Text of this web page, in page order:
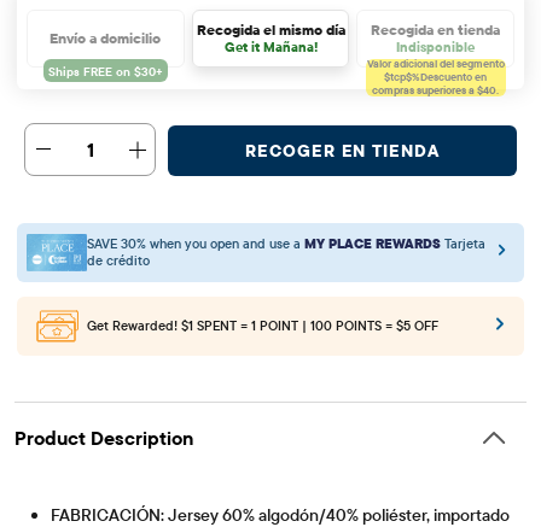
Envío a domicilio Recogida el mismo día
Get it Mañana!
Recogida en tienda
Indisponible
Valor adicional del segmento
$tcp$%Descuento en
compras superiores a $40.
1 RECOGER EN TIENDA
SAVE 30% when you open and use a MY PLACE REWARDS Tarjeta
de crédito
Get Rewarded! $1 SPENT = 1 POINT | 100 POINTS = $5 OFF
Product Description
FABRICACIÓN: Jersey 60% algodón/40% poliéster, importado